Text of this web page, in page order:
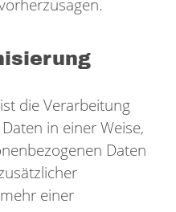
die Verarbeitung
in einer Weise,
Daten
einer